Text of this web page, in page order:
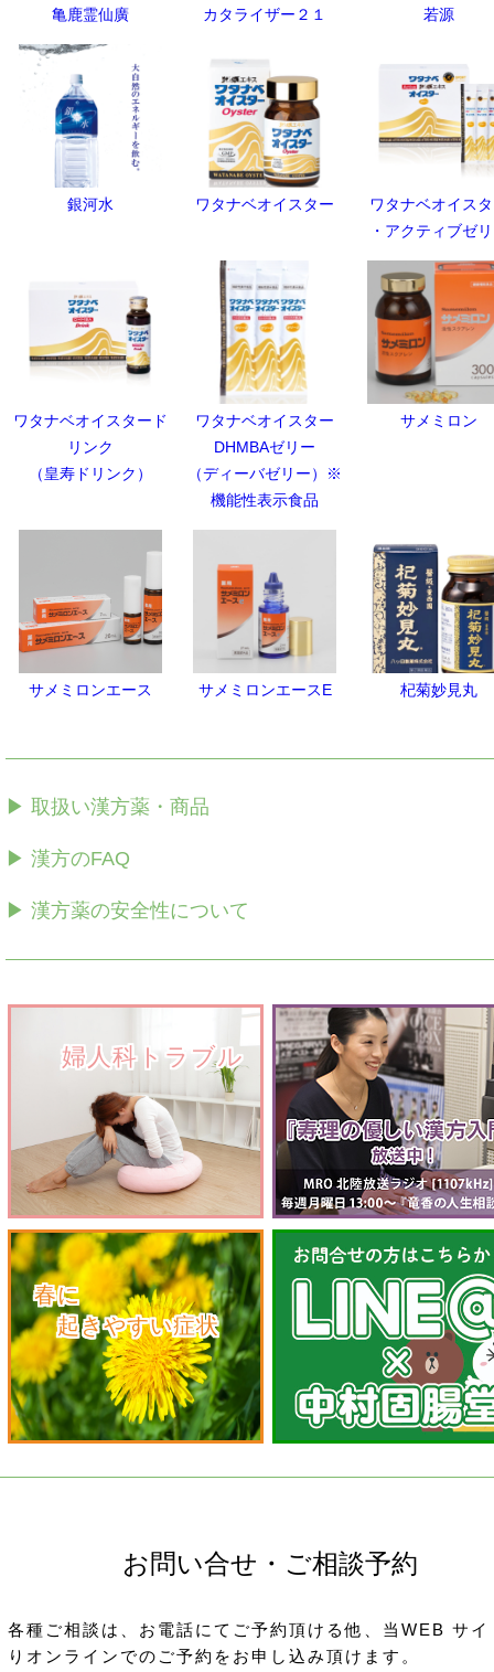
亀鹿霊仙廣 カタライザー２１ 若源
銀河水 ワタナベオイスター
ワタナベオイス
・アクティブゼ
ワタナベオイスタード
リンク
（皇寿ドリンク）
ワタナベオイスター
DHMBAゼリー
（ディーバゼリー）※
機能性表示食品
サメミロン
サメミロンエース サメミロンエースE 杞菊妙見丸
▶ 取扱い漢方薬・商品
▶ 漢方のFAQ
▶ 漢方薬の安全性について
婦人科トラブル
春に
起きやすい症状
お問い合せ・ご相談予約
各種ご相談は、お電話にてご予約頂ける他、当WEB サイ
りオンラインでのご予約をお申し込み頂けます。